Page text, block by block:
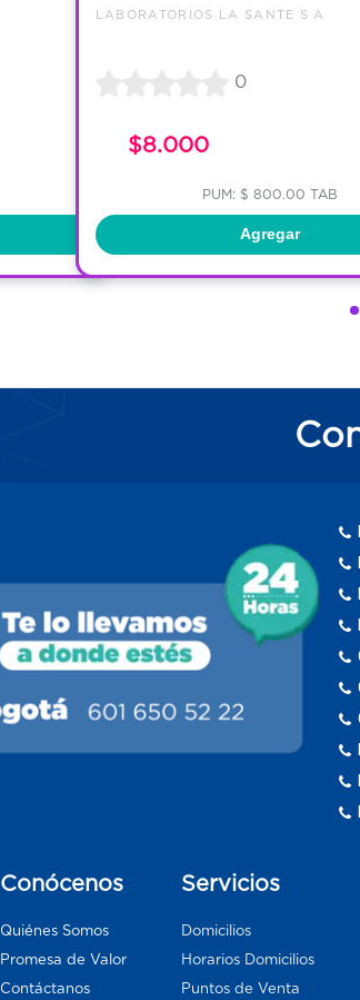
LABORATORIOS LA SANTE S A
0
$8.000
PUM: $ 800.00 TAB
Agregar
Conócenos
Quiénes Somos
Promesa de Valor
Contáctanos
Servicios
Domicilios
Horarios Domicilios
Puntos de Venta